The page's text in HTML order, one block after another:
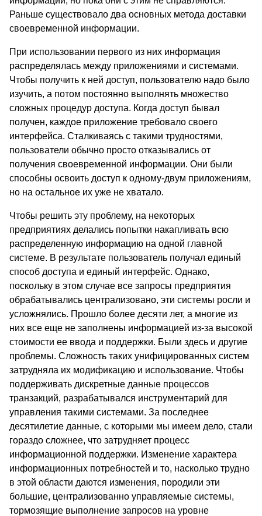
Раньше существовало два основных метода доставки
своевременной информации.
При использовании первого из них информация
распределялась между приложениями и системами.
Чтобы получить к ней доступ, пользователю надо было
изучить, а потом постоянно выполнять множество
сложных процедур доступа. Когда доступ бывал
получен, каждое приложение требовало своего
интерфейса. Сталкиваясь с такими трудностями,
пользователи обычно просто отказывались от
получения своевременной информации. Они были
способны освоить доступ к одному-двум приложениям,
но на остальное их уже не хватало.
Чтобы решить эту проблему, на некоторых
предприятиях делались попытки накапливать всю
распределенную информацию на одной главной
системе. В результате пользователь получал единый
способ доступа и единый интерфейс. Однако,
поскольку в этом случае все запросы предприятия
обрабатывались централизовано, эти системы росли и
усложнялись. Прошло более десяти лет, а многие из
них все еще не заполнены информацией из-за высокой
стоимости ее ввода и поддержки. Были здесь и другие
проблемы. Сложность таких унифицированных систем
затрудняла их модификацию и использование. Чтобы
поддерживать дискретные данные процессов
транзакций, разрабатывался инструментарий для
управления такими системами. За последнее
десятилетие данные, с которыми мы имеем дело, стали
гораздо сложнее, что затрудняет процесс
информационной поддержки. Изменение характера
информационных потребностей и то, насколько трудно
в этой области даются изменения, породили эти
большие, централизованно управляемые системы,
тормозящие выполнение запросов на уровне